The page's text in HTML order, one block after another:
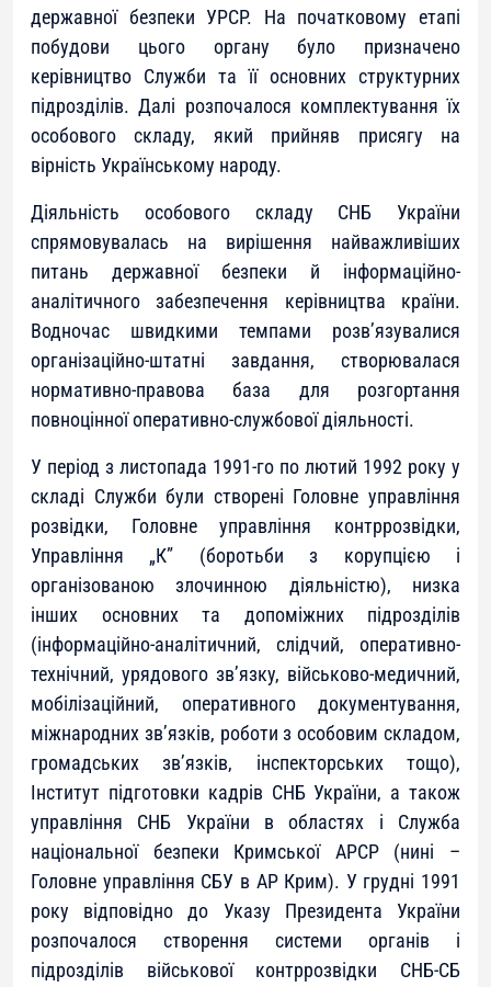
державної безпеки УРСР. На початковому етапі
побудови цього органу було призначено
керівництво Служби та її основних структурних
підрозділів. Далі розпочалося комплектування їх
особового складу, який прийняв присягу на
вірність Українському народу.
Діяльність особового складу СНБ України
спрямовувалась на вирішення найважливіших
питань державної безпеки й інформаційно-
аналітичного забезпечення керівництва країни.
Водночас швидкими темпами розв’язувалися
організаційно-штатні завдання, створювалася
нормативно-правова база для розгортання
повноцінної оперативно-службової діяльності.
У період з листопада 1991-го по лютий 1992 року у
складі Служби були створені Головне управління
розвідки, Головне управління контррозвідки,
Управління „К” (боротьби з корупцією і
організованою злочинною діяльністю), низка
інших основних та допоміжних підрозділів
(інформаційно-аналітичний, слідчий, оперативно-
технічний, урядового зв’язку, військово-медичний,
мобілізаційний, оперативного документування,
міжнародних зв’язків, роботи з особовим складом,
громадських зв’язків, інспекторських тощо),
Інститут підготовки кадрів СНБ України, а також
управління СНБ України в областях і Служба
національної безпеки Кримської АРСР (нині –
Головне управління СБУ в АР Крим). У грудні 1991
року відповідно до Указу Президента України
розпочалося створення системи органів і
підрозділів військової контррозвідки СНБ-СБ